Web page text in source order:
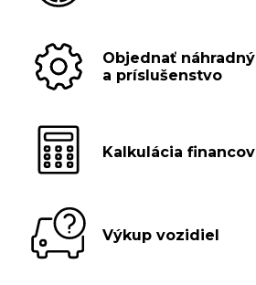
Objednať náhradný
a príslušenstvo
Kalkulácia
Výkup vozidiel